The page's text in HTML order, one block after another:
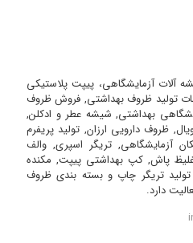
آلات آزمایشگاهی، پیپت پلاستیکی
تولید ظروف بهداشتی, فروش ظروف
بهداشتی, شیشه عطر و ادکلن,
ظروف دارویی ارزان, تولید پریفرم
آزمایشگاهی, تریگر اسپری, والف
پاش, کپ بهداشتی پیپت, مکنده
تریگر چاپ و بسته بندی ظروف
دارد.